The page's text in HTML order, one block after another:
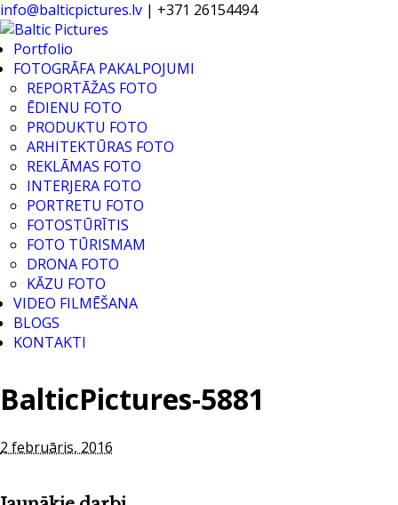
info@balticpictures.lv | +371 26154494
Portfolio
FOTOGRĀFA PAKALPOJUMI
REPORTĀŽAS FOTO
ĒDIENU FOTO
PRODUKTU FOTO
ARHITEKTŪRAS FOTO
REKLĀMAS FOTO
INTERJERA FOTO
PORTRETU FOTO
FOTOSTŪRĪTIS
FOTO TŪRISMAM
DRONA FOTO
KĀZU FOTO
VIDEO FILMĒŠANA
BLOGS
KONTAKTI
BalticPictures-5881
2 februāris, 2016